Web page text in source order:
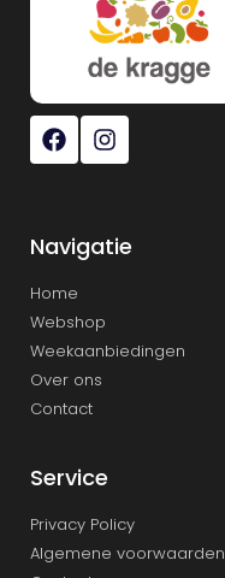
Navigatie
Home
Webshop
Weekaanbiedingen
Over ons
Contact
Service
Privacy Policy
Algemene voorwaarden